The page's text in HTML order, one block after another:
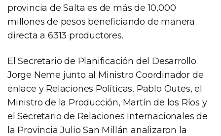
provincia de Salta es de más de 10,000
millones de pesos beneficiando de manera
directa a 6313 productores.
El Secretario de Planificación del Desarrollo.
Jorge Neme junto al Ministro Coordinador de
enlace y Relaciones Políticas, Pablo Outes, el
Ministro de la Producción, Martín de los Ríos y
el Secretario de Relaciones Internacionales de
la Provincia Julio San Millán analizaron la